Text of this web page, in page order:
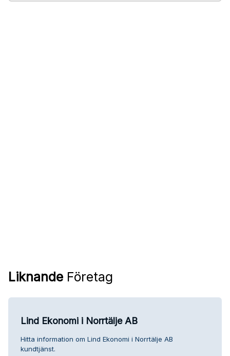
Liknande Företag
Lind Ekonomi i Norrtälje AB
Hitta information om Lind Ekonomi i Norrtälje AB
kundtjänst.